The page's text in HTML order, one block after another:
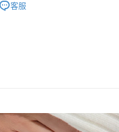
，滿NT$888(含以上)免運費
客服